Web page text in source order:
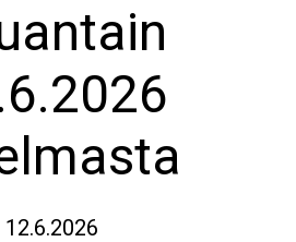
12.6.2026